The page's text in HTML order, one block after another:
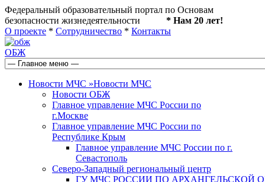
Федеральный образовательный портал по Основам
безопасности жизнедеятельности * Нам 20 лет!
О проекте * Сотрудничество * Контакты
ОБЖ
Новости МЧС »Новости МЧС
Новости ОБЖ
Главное управление МЧС России по
г.Москве
Главное управление МЧС России по
Республике Крым
Главное управление МЧС России по г.
Севастополь
Северо-Западный региональный центр
ГУ МЧС РОССИИ ПО АРХАНГЕЛЬСКОЙ